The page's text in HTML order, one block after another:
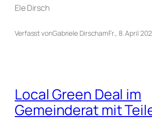
Ele Dirsch
Verfasst vonGabriele DirschamFr., 8. April
Local Green Deal im
Gemeinderat mit